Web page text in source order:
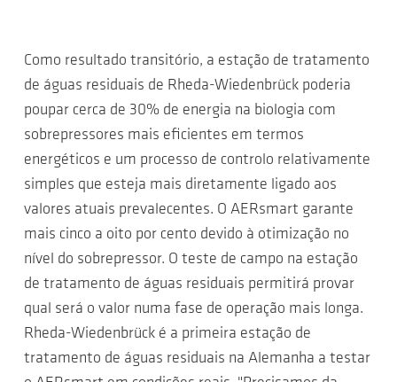
Como resultado transitório, a estação de tratamento
de águas residuais de Rheda-Wiedenbrück poderia
poupar cerca de 30% de energia na biologia com
sobrepressores mais eficientes em termos
energéticos e um processo de controlo relativamente
simples que esteja mais diretamente ligado aos
valores atuais prevalecentes. O AERsmart garante
mais cinco a oito por cento devido à otimização no
nível do sobrepressor. O teste de campo na estação
de tratamento de águas residuais permitirá provar
qual será o valor numa fase de operação mais longa.
Rheda-Wiedenbrück é a primeira estação de
tratamento de águas residuais na Alemanha a testar